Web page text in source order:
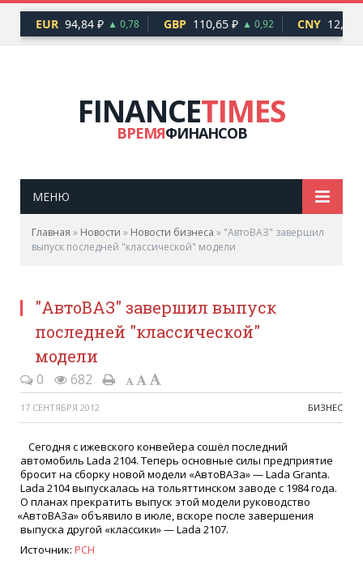
EUR 94,84 ₽ ▲ 0,78 GBP 110,65 ₽ ▲ 0,92 CNY 12,17 ₽
FINANCETIMES
ВРЕМЯФИНАНСОВ
МЕНЮ
Главная » Новости » Новости бизнеса » "АвтоВАЗ" завершил
выпуск последней "классической" модели
"АвтоВАЗ" завершил выпуск
последней "классической"
модели
0 682
17 СЕНТЯБРЯ 2012 БИЗНЕС
Сегодня с ижевского конвейера сошёл последний
автомобиль Lada 2104. Теперь основные силы предприятие
бросит на сборку новой модели «АвтоВАЗа» — Lada Granta.
Lada 2104 выпускалась на тольяттинском заводе с 1984 года.
О планах прекратить выпуск этой модели руководство
«АвтоВАЗа» объявило в июле, вскоре после завершения
выпуска другой «классики» — Lada 2107.
Источник: РСН